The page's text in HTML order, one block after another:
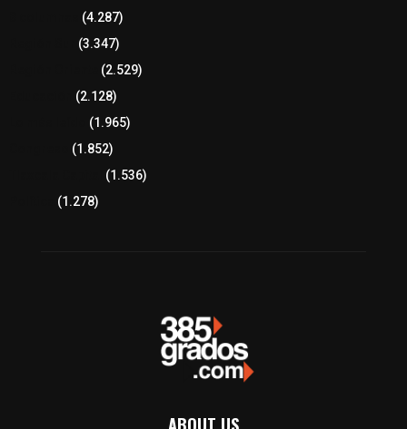
(4.287)
(3.347)
(2.529)
(2.128)
(1.965)
(1.852)
(1.536)
(1.278)